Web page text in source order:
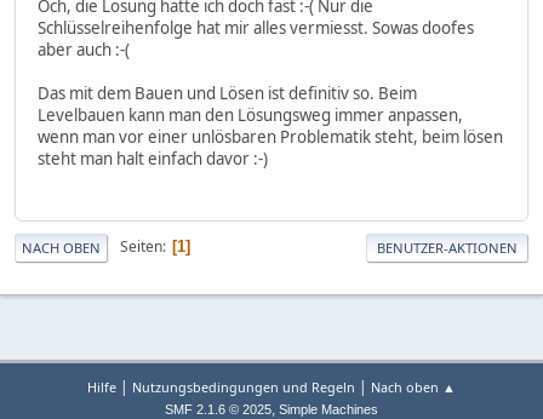
Och, die Lösung hatte ich doch fast :-( Nur die
Schlüsselreihenfolge hat mir alles vermiesst. Sowas doofes
aber auch :-(
Das mit dem Bauen und Lösen ist definitiv so. Beim
Levelbauen kann man den Lösungsweg immer anpassen,
wenn man vor einer unlösbaren Problematik steht, beim lösen
steht man halt einfach davor :-)
NACH OBEN Seiten 1 BENUTZER-AKTIONEN
Hilfe | Nutzungsbedingungen und Regeln | Nach oben ▲
SMF 2.1.6 © 2025, Simple Machines